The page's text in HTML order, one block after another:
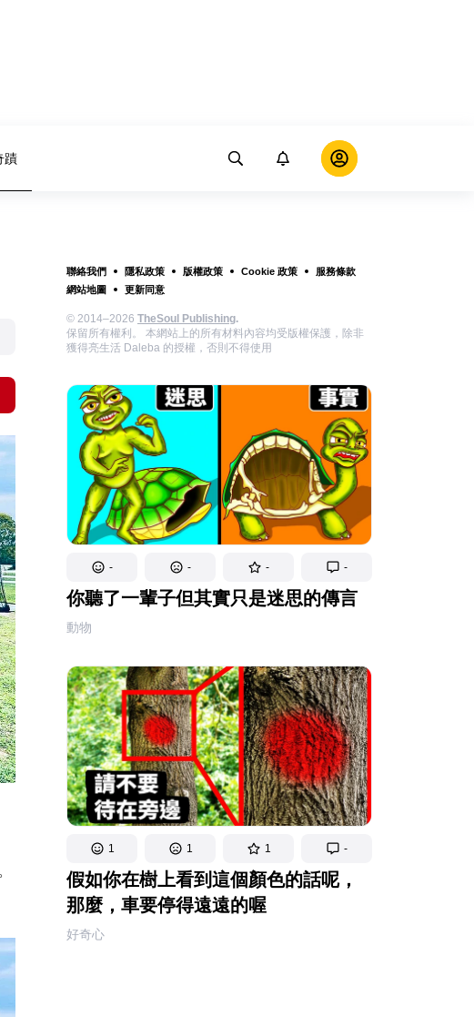
蹟
聯絡我們 隱私政策 版權政策 Cookie 政策
服務條款
網站地圖
更新同意
© 2014–2026 TheSoul Publishing.
保留所有權利。 本網站上的所有材料內容均受版權保護，除非
獲得亮生活 Daleba 的授權，否則不得使用
- - - -
你聽了一輩子但其實只是迷思的傳言
動物
1 1 1 -
假如你在樹上看到這個顏色的話呢，
那麼，車要停得遠遠的喔
好奇心